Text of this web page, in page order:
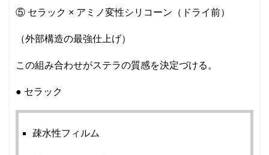
⑤ セラック × アミノ変性シリコーン（ドライ前）
（外部構造の最強仕上げ）
この組み合わせがステラの質感を決定づける。
● セラック
疎水性フィルム